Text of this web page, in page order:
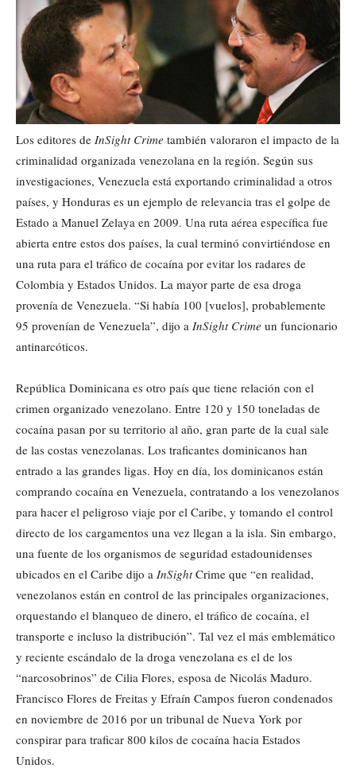
Los editores de InSight Crime también valoraron el impacto de la
criminalidad organizada venezolana en la región. Según sus
investigaciones, Venezuela está exportando criminalidad a otros
países, y Honduras es un ejemplo de relevancia tras el golpe de
Estado a Manuel Zelaya en 2009. Una ruta aérea específica fue
abierta entre estos dos países, la cual terminó convirtiéndose en
una ruta para el tráfico de cocaína por evitar los radares de
Colombia y Estados Unidos. La mayor parte de esa droga
provenía de Venezuela. “Si había 100 [vuelos], probablemente
95 provenían de Venezuela”, dijo a InSight Crime un funcionario
antinarcóticos.
República Dominicana es otro país que tiene relación con el
crimen organizado venezolano. Entre 120 y 150 toneladas de
cocaína pasan por su territorio al año, gran parte de la cual sale
de las costas venezolanas. Los traficantes dominicanos han
entrado a las grandes ligas. Hoy en día, los dominicanos están
comprando cocaína en Venezuela, contratando a los venezolanos
para hacer el peligroso viaje por el Caribe, y tomando el control
directo de los cargamentos una vez llegan a la isla. Sin embargo,
una fuente de los organismos de seguridad estadounidenses
ubicados en el Caribe dijo a InSightCrime que “en realidad,
venezolanos están en control de las principales organizaciones,
orquestando el blanqueo de dinero, el tráfico de cocaína, el
transporte e incluso la distribución”. Tal vez el más emblemático
y reciente escándalo de la droga venezolana es el de los
“narcosobrinos” de Cilia Flores, esposa de Nicolás Maduro.
Francisco Flores de Freitas y Efraín Campos fueron condenados
en noviembre de 2016 por un tribunal de Nueva York por
conspirar para traficar 800 kilos de cocaína hacia Estados
Unidos.